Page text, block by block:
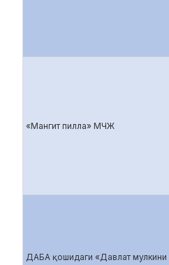
«Мангит пилла» МЧЖ
ДАБА қошидаги «Давлат мулкини